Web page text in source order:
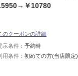
￥10780
のクーポンの詳細
示条件： 予約時
用条件： 初めての方(当店限定)